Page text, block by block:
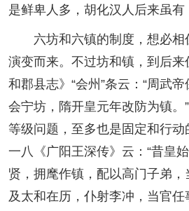
是鲜卑人多，胡化汉人后来虽有
六坊和六镇的制度，想必相
演变而来。不过坊和镇，到后
和郡县志》“会州”条云：“周武
会宁坊，隋开皇元年改防为镇。
等级问题，至多也是固定和行
一八《广阳王深传》云：“昔皇
贤，拥麾作镇，配以高门子弟，
及太和在历，仆射李冲，当官